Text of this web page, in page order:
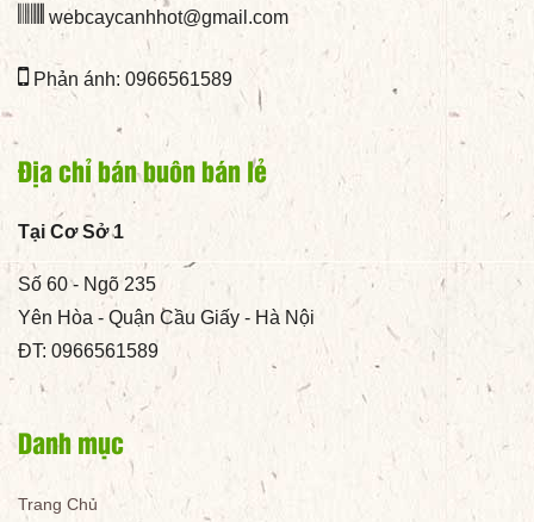
webcaycanhhot@gmail.com
Phản ánh: 0966561589
Địa chỉ bán buôn bán lẻ
Tại Cơ Sở 1
Số 60 - Ngõ 235
Yên Hòa - Quận Cầu Giấy - Hà Nội
ĐT: 0966561589
Danh mục
Trang Chủ